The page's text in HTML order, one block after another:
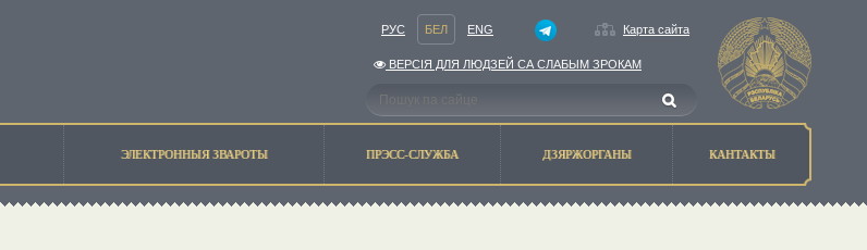
РУС БЕЛ ENG Карта сайта
ВЕРСIЯ ДЛЯ ЛЮДЗЕЙ СА СЛАБЫМ ЗРОКАМ
ЭЛЕКТРОННЫЯ ЗВАРОТЫ ПРЭСС-СЛУЖБА ДЗЯРЖОРГАНЫ КАНТАКТЫ